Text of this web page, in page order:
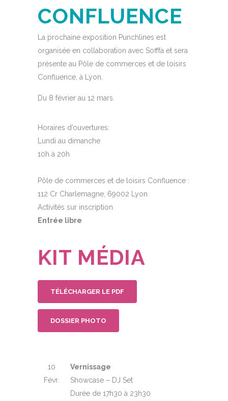
CONFLUENCE
La prochaine exposition Punchlines est
organisée en collaboration avec Sofffa et sera
présente au Pôle de commerces et de loisirs
Confluence, à Lyon.
Du 8 février au 12 mars.
Horaires d’ouvertures:
Lundi au dimanche
10h à 20h
Pôle de commerces et de loisirs Confluence :
112 Cr Charlemagne, 69002 Lyon
Activités sur inscription
Entrée libre
KIT MÉDIA
TÉLÉCHARGER LE PDF
DOSSIER PHOTO
10
Févr.
Vernissage
Showcase – DJ Set
Durée de 17h30 à 23h30